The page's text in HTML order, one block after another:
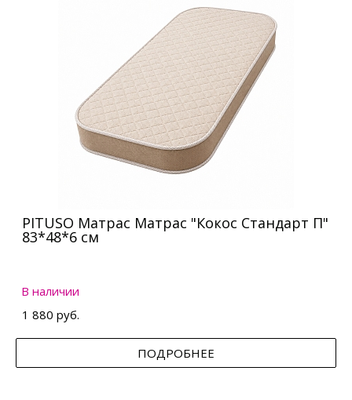
PITUSO Матрас Матрас "Кокос Стандарт П"
83*48*6 см
В наличии
1 880 руб.
ПОДРОБНЕЕ